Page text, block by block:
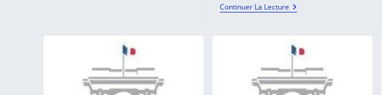
Continuer La Lecture Peut-
On
Principes
De
Médiation
?